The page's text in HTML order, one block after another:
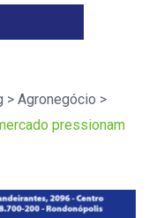
> Agronegócio >
pressionam